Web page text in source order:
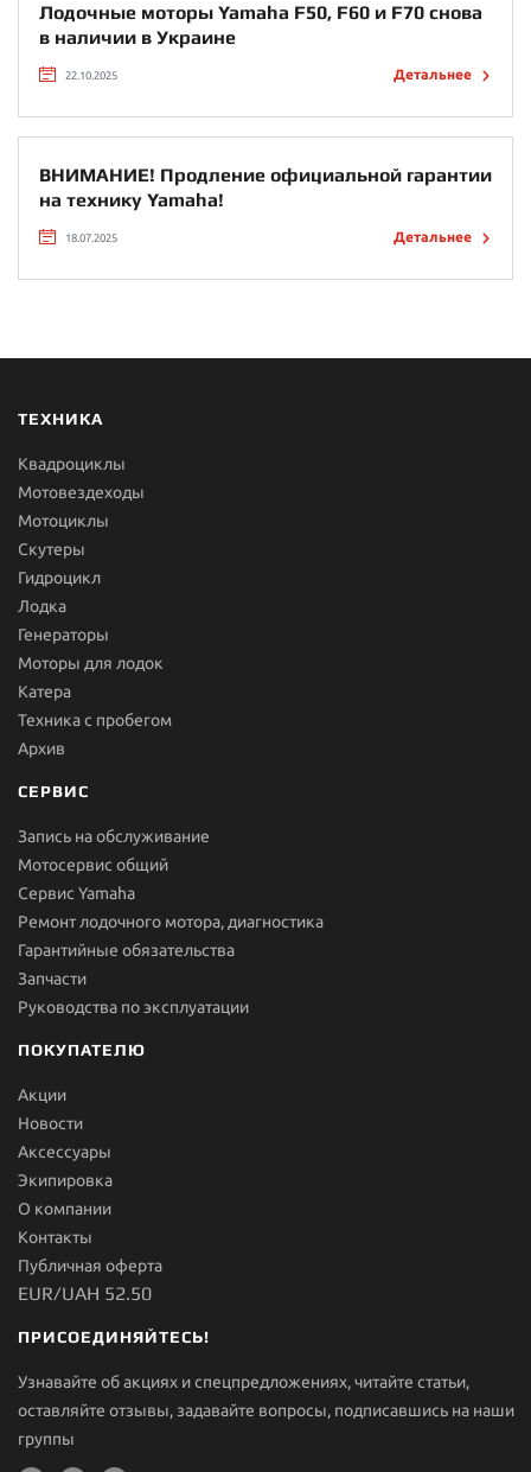
Лодочные моторы Yamaha F50, F60 и F70 снова
в наличии в Украине
22.10.2025 Детальнее
ВНИМАНИЕ! Продление официальной гарантии
на технику Yamaha!
18.07.2025 Детальнее
ТЕХНИКА
Квадроциклы
Мотовездеходы
Мотоциклы
Скутеры
Гидроцикл
Лодка
Генераторы
Моторы для лодок
Катера
Техника с пробегом
Архив
СЕРВИС
Запись на обслуживание
Мотосервис общий
Сервис Yamaha
Ремонт лодочного мотора, диагностика
Гарантийные обязательства
Запчасти
Руководства по эксплуатации
ПОКУПАТЕЛЮ
Акции
Новости
Aксессуары
Экипировка
О компании
Контакты
Публичная оферта
EUR/UAH 52.50
ПРИСОЕДИНЯЙТЕСЬ!
Узнавайте об акциях и спецпредложениях, читайте статьи,
оставляйте отзывы, задавайте вопросы, подписавшись на наши
группы